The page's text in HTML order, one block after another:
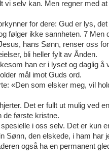
vi selv kan. Men regner med
for dere: Gud er lys,
følger ikke sannheten. 7
hans Sønn, renser oss
bli heller fylt av Ånden.
han er i lyset og daglig
mål imot Guds ord.
«Den som elsker meg, vil
Det er fullt ut mulig ved
de første kristne.
i oss selv. Det er kun
Sønn, den elskede, i ham har
også ha en permanent